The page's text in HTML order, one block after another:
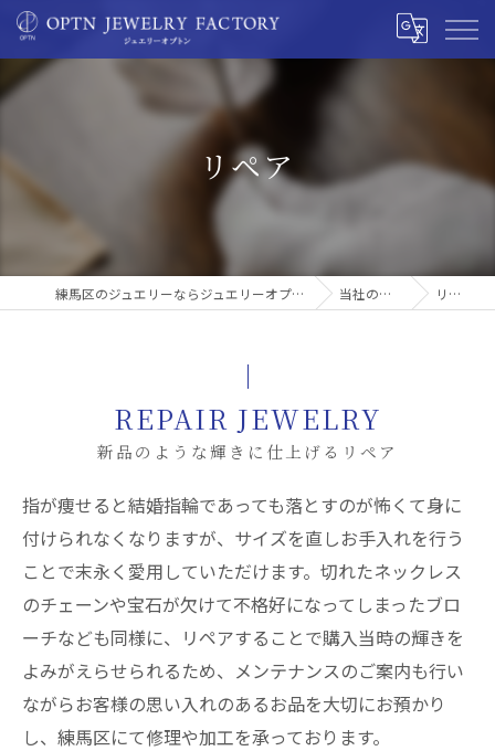
リペア
練馬区のジュエリーならジュエリーオプトン 当社の特徴 リペア
REPAIR JEWELRY
新品のような輝きに仕上げるリペア
指が痩せると結婚指輪であっても落とすのが怖くて身に
付けられなくなりますが、サイズを直しお手入れを行う
ことで末永く愛用していただけます。切れたネックレス
のチェーンや宝石が欠けて不格好になってしまったブロ
ーチなども同様に、リペアすることで購入当時の輝きを
よみがえらせられるため、メンテナンスのご案内も行い
ながらお客様の思い入れのあるお品を大切にお預かり
し、練馬区にて修理や加工を承っております。